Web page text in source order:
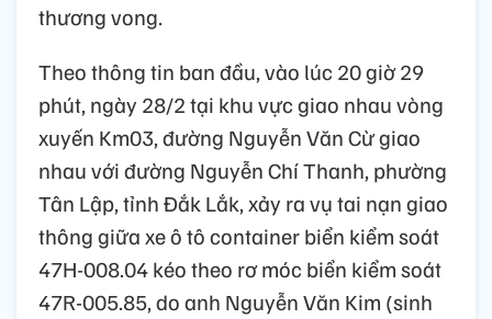
thương vong.
Theo thông tin ban đầu, vào lúc 20 giờ 29
phút, ngày 28/2 tại khu vực giao nhau vòng
xuyến Km03, đường Nguyễn Văn Cừ giao
nhau với đường Nguyễn Chí Thanh, phường
Tân Lập, tỉnh Đắk Lắk, xảy ra vụ tai nạn giao
thông giữa xe ô tô container biển kiểm soát
47H-008.04 kéo theo rơ móc biển kiểm soát
47R-005.85, do anh Nguyễn Văn Kim (sinh